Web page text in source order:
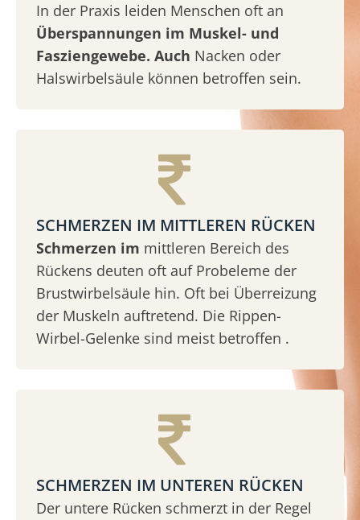
In der Praxis leiden Menschen oft an
Überspannungen im Muskel- und
Fasziengewebe. Auch Nacken oder
Halswirbelsäule können betroffen sein.
SCHMERZEN IM MITTLEREN RÜCKEN
Schmerzen im mittleren Bereich des
Rückens deuten oft auf Probeleme der
Brustwirbelsäule hin. Oft bei Überreizung
der Muskeln auftretend. Die Rippen-
Wirbel-Gelenke sind meist betroffen .
SCHMERZEN IM UNTEREN RÜCKEN
Der untere Rücken schmerzt in der Regel